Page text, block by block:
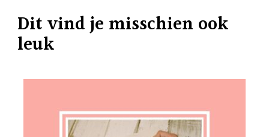
Dit vind je misschien ook
leuk